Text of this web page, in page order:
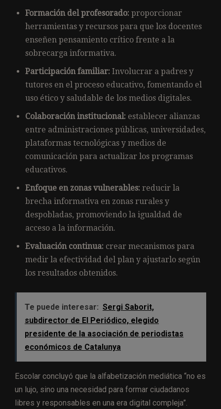
Formación del profesorado: proporcionar
herramientas y recursos para que los docentes
enseñen pensamiento crítico frente a la
sobrecarga informativa.
Participación familiar: Involucrar a padres y
tutores en el proceso educativo, fomentando el
uso ético y saludable de los medios digitales.
Colaboración institucional: establecer alianzas
entre administraciones públicas, universidades,
plataformas tecnológicas y medios de
comunicación para actualizar los programas
educativos.
Enfoque en zonas vulnerables: reducir la
brecha informativa en zonas rurales y
despobladas, promoviendo la igualdad de
acceso a la información.
Evaluación continua: crear mecanismos para
medir la efectividad del plan y ajustarlo según
los resultados obtenidos.
Te puede interesar: Sergi Saborit,
subdirector de El Periódico, elegido
presidente de la asociación de periodistas
económicos de Catalunya
Escolar concluyó que la alfabetización mediática “no es
un lujo, sino una necesidad para formar ciudadanos
libres y responsables en una era digital compleja”.